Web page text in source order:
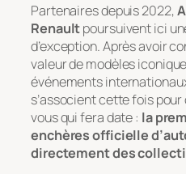
Partenaires depuis 2022,
Renaultpoursuivent ici
d’exception. Après avoir
valeur de modèles
événements
s’associent cette fois
vous qui fera date : la
enchères officielle
directement des